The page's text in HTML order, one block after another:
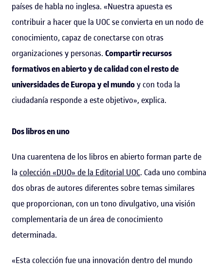
países de habla no inglesa. «Nuestra apuesta es
contribuir a hacer que la UOC se convierta en un nodo de
conocimiento, capaz de conectarse con otras
organizaciones y personas. Compartir recursos
formativos en abierto y de calidad con el resto de
universidades de Europa y el mundoy con toda la
ciudadanía responde a este objetivo», explica.
Dos libros en uno
Una cuarentena de los libros en abierto forman parte de
la colección «DUO» de la Editorial UOC. Cada uno combina
dos obras de autores diferentes sobre temas similares
que proporcionan, con un tono divulgativo, una visión
complementaria de un área de conocimiento
determinada.
«Esta colección fue una innovación dentro del mundo